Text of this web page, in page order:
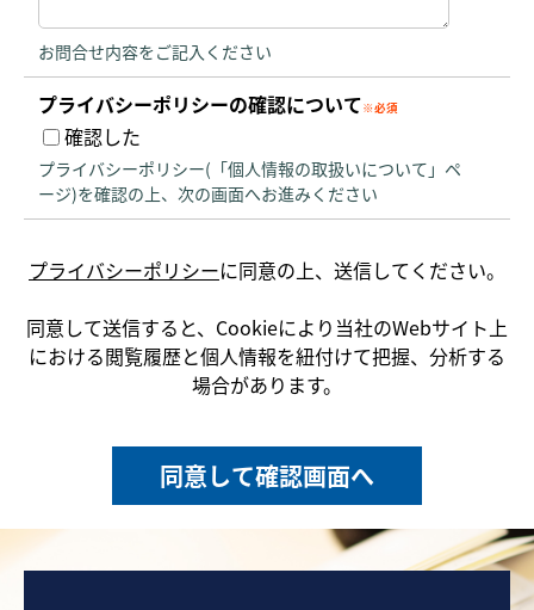
お問合せ内容をご記入ください
プライバシーポリシーの確認について
確認した
プライバシーポリシー(「個人情報の取扱いについて」ペ
ージ)を確認の上、次の画面へお進みください
プライバシーポリシーに同意の上、送信してください。
同意して送信すると、Cookieにより当社のWebサイト上
における閲覧履歴と個人情報を紐付けて把握、分析する
場合があります。